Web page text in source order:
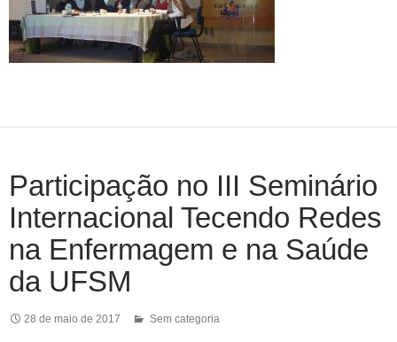
Participação no III Seminário
Internacional Tecendo Redes
na Enfermagem e na Saúde
da UFSM
28 de maio de 2017 Sem categoria